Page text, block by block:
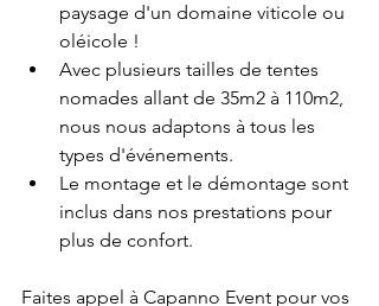
paysage d'un domaine viticole ou
oléicole !
Avec plusieurs tailles de tentes
nomades allant de 35m2 à 110m2,
nous nous adaptons à tous les
types d'événements.
Le montage et le démontage sont
inclus dans nos prestations pour
plus de confort.
Faites appel à Capanno Event pour vos